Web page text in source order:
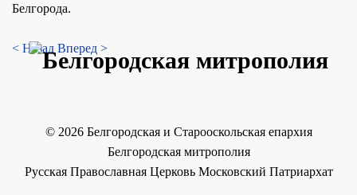
Белгорода.
< Назад Вперед >
© 2026Белгородская и Старооскольская епархия
Белгородская митрополия
Русская Православная Церковь Московский Патриархат